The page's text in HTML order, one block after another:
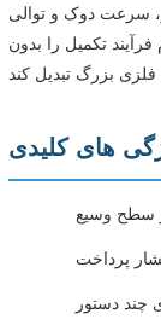
سرعت دوک و توالی
تکمیل را بدون
های کلیدی
سطح وسیع
پرداخت
چند دستور